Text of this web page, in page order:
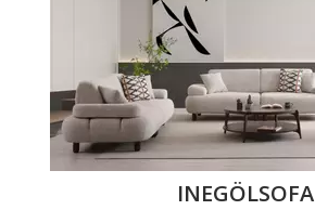
INEGÖLSOFA